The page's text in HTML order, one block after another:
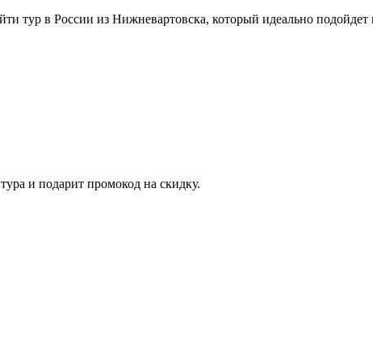
тур в России из Нижневартовска, который идеально
и подарит промокод на скидку.